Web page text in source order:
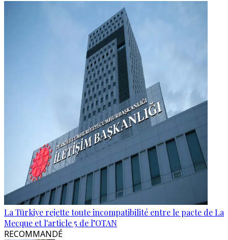
La Türkiye rejette toute incompatibilité entre le pacte de La
Mecque et l'article 5 de l’OTAN
RECOMMANDÉ